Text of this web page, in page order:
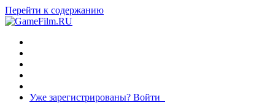
Перейти к содержанию
Уже зарегистрированы? Войти